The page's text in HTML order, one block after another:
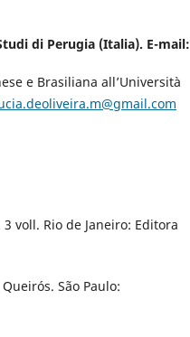
di Perugia (Italia). E-mail:
e Brasiliana all’Università
voll. Rio de Janeiro: Editora
São Paulo: